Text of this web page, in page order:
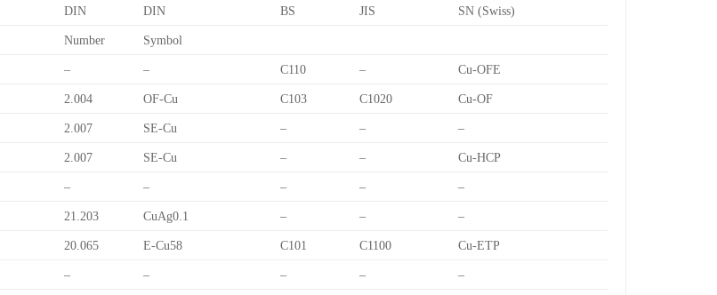
DIN DIN BS JIS SN (Swiss)
Number Symbol
– – C110 – Cu-OFE
2.004 OF-Cu C103 C1020 Cu-OF
2.007 SE-Cu – – –
2.007 SE-Cu – – Cu-HCP
– – – – –
21.203 CuAg0.1 – – –
20.065 E-Cu58 C101 C1100 Cu-ETP
– – – – –